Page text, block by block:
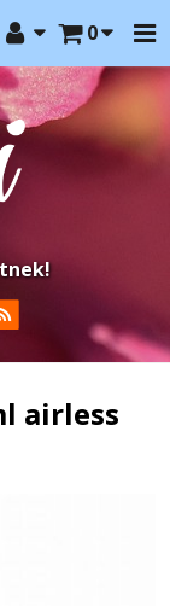
0
airless